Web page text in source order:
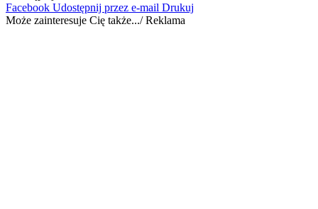
Facebook Udostępnij przez e-mail Drukuj
Może zainteresuje Cię także.../ Reklama